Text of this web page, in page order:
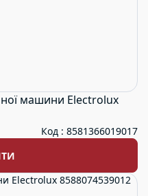
машини Electrolux
Код : 8581366019017